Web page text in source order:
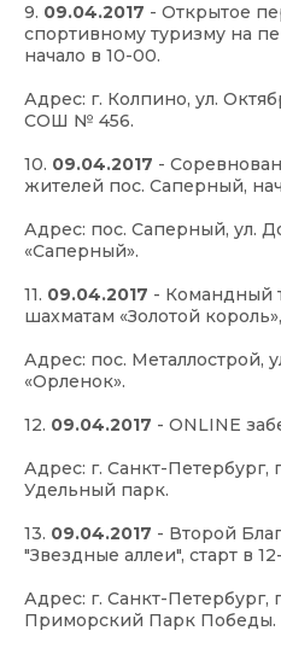
9. 09.04.2017 - Открытое
спортивному туризму на
начало в 10-00.
Адрес: г. Колпино, ул.
СОШ № 456.
10. 09.04.2017 -
жителей пос. Саперный,
Адрес: пос. Саперный, ул.
«Саперный».
11. 09.04.2017 - Командный
шахматам «Золотой
Адрес: пос. Металлострой,
«Орленок».
12. 09.04.2017 - ONLINE
Адрес: г. Санкт-Петербург,
Удельный парк.
13. 09.04.2017 - Второй
"Звездные аллеи", старт в
Адрес: г. Санкт-Петербург,
Приморский Парк Победы.